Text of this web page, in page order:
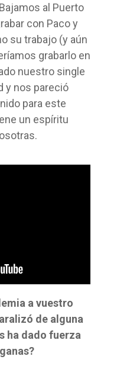
Bajamos al Puerto
con Paco y
su trabajo (y aún
grabarlo en
nuestro single
y nos pareció
para este
un espíritu
a vuestro
de alguna
ha dado fuerza